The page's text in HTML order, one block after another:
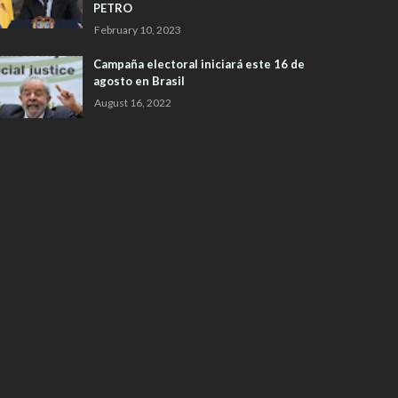
PETRO
February 10, 2023
Campaña electoral iniciará este 16 de
agosto en Brasil
August 16, 2022